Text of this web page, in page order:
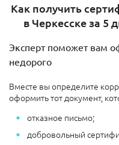
Как получить
в Черкесске за 5
Эксперт поможет вам
недорого
Вместе вы определите
оформить тот документ,
отказное письмо;
добровольный